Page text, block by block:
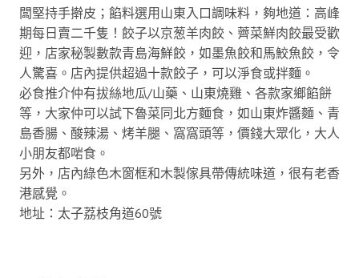
闆堅持手擀皮；餡料選用山東入口調味料，夠地道：高峰
期每日賣二千隻！餃子以京葱羊肉餃、薺菜鮮肉餃最受歡
迎，店家秘製數款青島海鮮餃，如墨魚餃和馬鮫魚餃，令
人驚喜。店內提供超過十款餃子，可以淨食或拌麵。
必食推介仲有拔絲地瓜/山藥、山東燒雞、各款家鄉餡餅
等，大家仲可以試下魯菜同北方麵食，如山東炸醬麵、青
島香腸、酸辣湯、烤羊腿、窩窩頭等，價錢大眾化，大人
小朋友都啱食。
另外，店內綠色木窗框和木製傢具帶傳統味道，很有老香
港感覺。
地址：太子荔枝角道60號